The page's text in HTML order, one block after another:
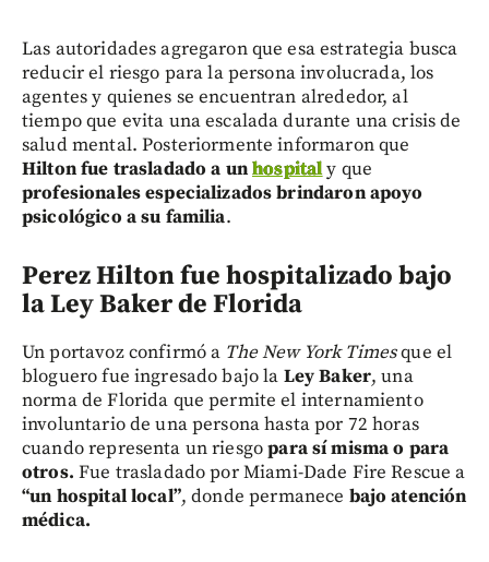
Las autoridades agregaron que esa estrategia busca
reducir el riesgo para la persona involucrada, los
agentes y quienes se encuentran alrededor, al
tiempo que evita una escalada durante una crisis de
salud mental. Posteriormente informaron que
Hilton fue trasladado a unhospitaly que
profesionales especializados brindaron apoyo
psicológico a su familia.
Perez Hilton fue hospitalizado bajo
la Ley Baker de Florida
Un portavoz confirmó a The New York Timesque el
bloguero fue ingresado bajo la Ley Baker, una
norma de Florida que permite el internamiento
involuntario de una persona hasta por 72 horas
cuando representa un riesgopara sí misma o para
otros. Fue trasladado por Miami-Dade Fire Rescue a
“un hospital local”, donde permanece bajo atención
médica.